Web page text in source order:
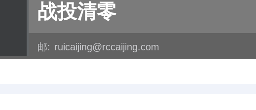
战投清零
邮: ruicaijing@rccaijing.com